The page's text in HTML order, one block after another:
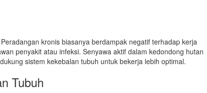
kronis biasanya berdampak negatif terhadap kerja
penyakit atau infeksi. Senyawa aktif dalam kedondong hutan
sistem kekebalan tubuh untuk bekerja lebih optimal.
Tubuh